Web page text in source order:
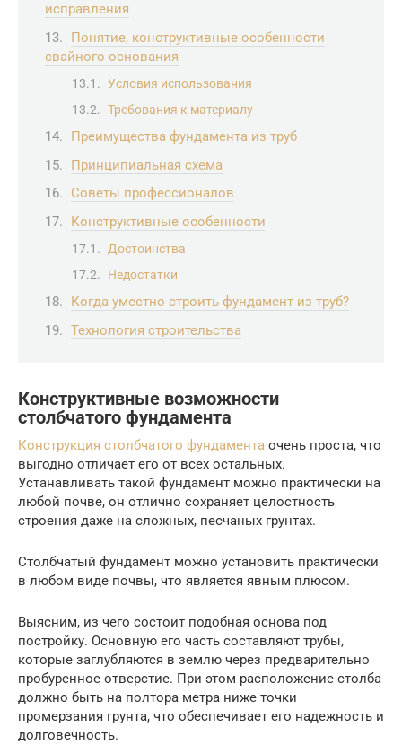
исправления
Понятие, конструктивные особенности
свайного основания
Условия использования
Требования к материалу
Преимущества фундамента из труб
Принципиальная схема
Советы профессионалов
Конструктивные особенности
Достоинства
Недостатки
Когда уместно строить фундамент из труб?
Технология строительства
Конструктивные возможности
столбчатого фундамента
Конструкция столбчатого фундамента очень проста, что
выгодно отличает его от всех остальных.
Устанавливать такой фундамент можно практически на
любой почве, он отлично сохраняет целостность
строения даже на сложных, песчаных грунтах.
Столбчатый фундамент можно установить практически
в любом виде почвы, что является явным плюсом.
Выясним, из чего состоит подобная основа под
постройку. Основную его часть составляют трубы,
которые заглубляются в землю через предварительно
пробуренное отверстие. При этом расположение столба
должно быть на полтора метра ниже точки
промерзания грунта, что обеспечивает его надежность и
долговечность.